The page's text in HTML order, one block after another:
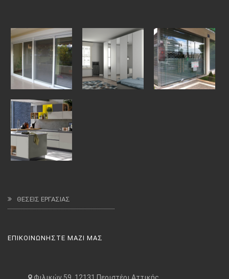
ΘΕΣΕΙΣ ΕΡΓΑΣΙΑΣ
ΕΠΙΚΟΙΝΩΝΗΣΤΕ ΜΑΖΙ ΜΑΣ
Φιλικών 59, 12131 Περιστέρι Αττικής